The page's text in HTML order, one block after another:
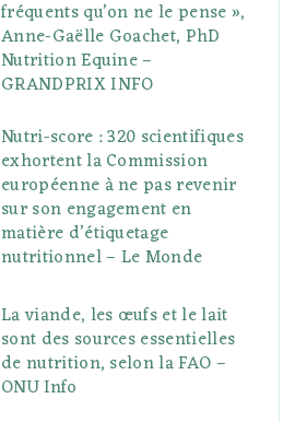
fréquents qu’on ne le pense »,
Anne-Gaëlle Goachet, PhD
Nutrition Equine –
GRANDPRIX INFO
Nutri-score : 320 scientifiques
exhortent la Commission
européenne à ne pas revenir
sur son engagement en
matière d’étiquetage
nutritionnel – Le Monde
La viande, les œufs et le lait
sont des sources essentielles
de nutrition, selon la FAO –
ONU Info